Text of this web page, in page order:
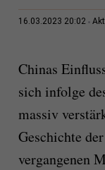
16.03.2023 20:02
Chinas
sich infolge
massiv
Geschichte
vergangenen